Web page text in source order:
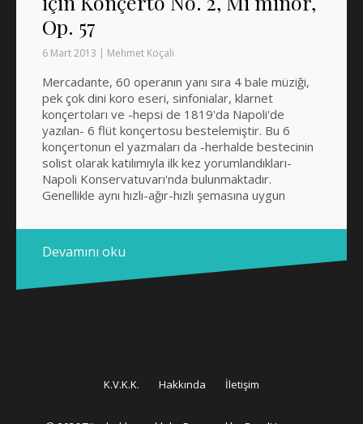
Op. 57
6 Mart 2013 | Mehmet Koçali
Mercadante, 60 operanın yanı sıra 4 bale müziği,
pek çok dini koro eseri, sinfonialar, klarnet
konçertoları ve -hepsi de 1819'da Napoli'de
yazılan- 6 flüt konçertosu bestelemiştir. Bu 6
konçertonun el yazmaları da -herhalde bestecinin
solist olarak katılımıyla ilk kez yorumlandıkları-
Napoli Konservatuvarı'nda bulunmaktadır.
Genellikle aynı hızlı-ağır-hızlı şemasına uygun
Devamını oku
K.V.K.K. Hakkında İletişim